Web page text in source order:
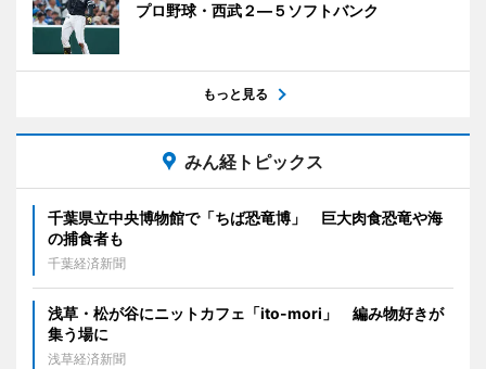
プロ野球・西武２―５ソフトバンク
もっと見る
みん経トピックス
千葉県立中央博物館で「ちば恐竜博」 巨大肉食恐竜や海
の捕食者も
千葉経済新聞
浅草・松が谷にニットカフェ「ito-mori」 編み物好きが
集う場に
浅草経済新聞